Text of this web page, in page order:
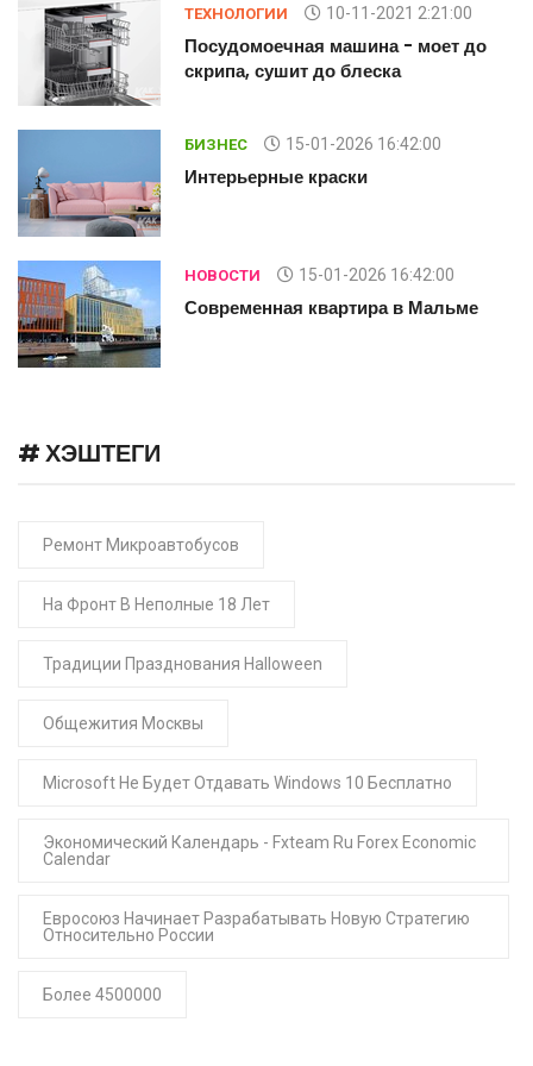
ТЕХНОЛОГИИ 10-11-2021 2:21:00
Посудомоечная машина - моет до
скрипа, сушит до блеска
БИЗНЕС 15-01-2026 16:42:00
Интерьерные краски
НОВОСТИ 15-01-2026 16:42:00
Современная квартира в Мальме
# ХЭШТЕГИ
Ремонт Микроавтобусов
На Фронт В Неполные 18 Лет
Традиции Празднования Halloween
Общежития Москвы
Microsoft Не Будет Отдавать Windows 10 Бесплатно
Экономический Календарь - Fxteam Ru Forex Economic
Calendar
Евросоюз Начинает Разрабатывать Новую Стратегию
Относительно России
Более 4500000